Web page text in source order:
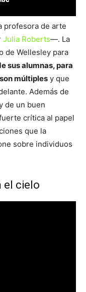
profesora de arte
Julia Roberts—. La
de Wellesley para
sus alumnas, para
múltiples y que
Además de
de un buen
crítica al papel
que la
sobre individuos
el cielo